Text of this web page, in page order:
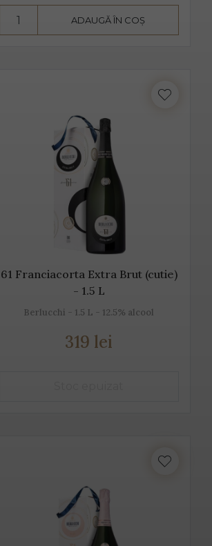
ADAUGĂ ÎN COȘ
61 Franciacorta Extra Brut (cutie)
- 1.5 L
Berlucchi - 1.5 L - 12.5% alcool
319 lei